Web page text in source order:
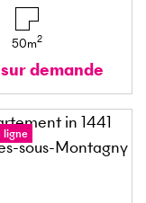
50m2
demande
ligne